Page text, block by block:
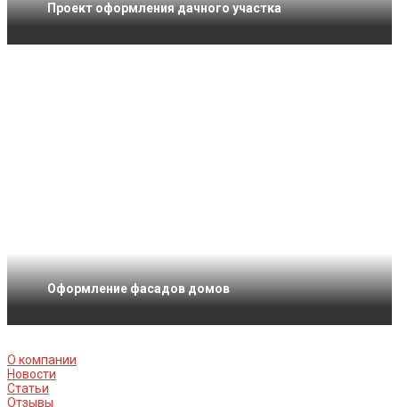
Проект оформления дачного участка
Оформление фасадов домов
О компании
Новости
Статьи
Отзывы